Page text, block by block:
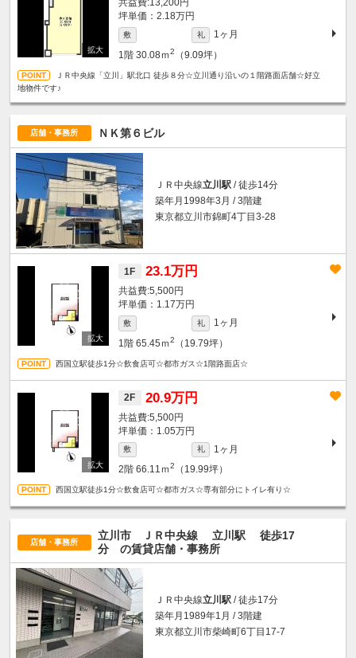
13,200円
坪単価：2.18万円
敷 礼
1ヶ月
1階 30.08ｍ2 （9.09坪）
ＪＲ中央線「立川」駅北口 徒歩８分☆立川通り沿いの１階路面店舗☆好立
地物件です♪
店舗・事務所 ＮＫ第６ビル
ＪＲ中央線立川駅 / 徒歩14分
築年月1998年3月 / 3階建
東京都立川市錦町4丁目3-28
1F 23.1万円
5,500円
坪単価：1.17万円
敷 礼
1ヶ月
1階 65.45ｍ2 （19.79坪）
西国立駅徒歩1分☆飲食店可☆都市ガス☆1階路面店☆
2F 20.9万円
5,500円
坪単価：1.05万円
敷 礼
1ヶ月
2階 66.11ｍ2 （19.99坪）
西国立駅徒歩1分☆飲食店可☆都市ガス☆専有部分にトイレ有り☆
店舗・事務所
立川市 ＪＲ中央線 立川駅
徒歩17
分 の賃貸店舗・事務所
ＪＲ中央線立川駅 / 徒歩17分
築年月1989年1月 / 3階建
東京都立川市柴崎町6丁目17-7